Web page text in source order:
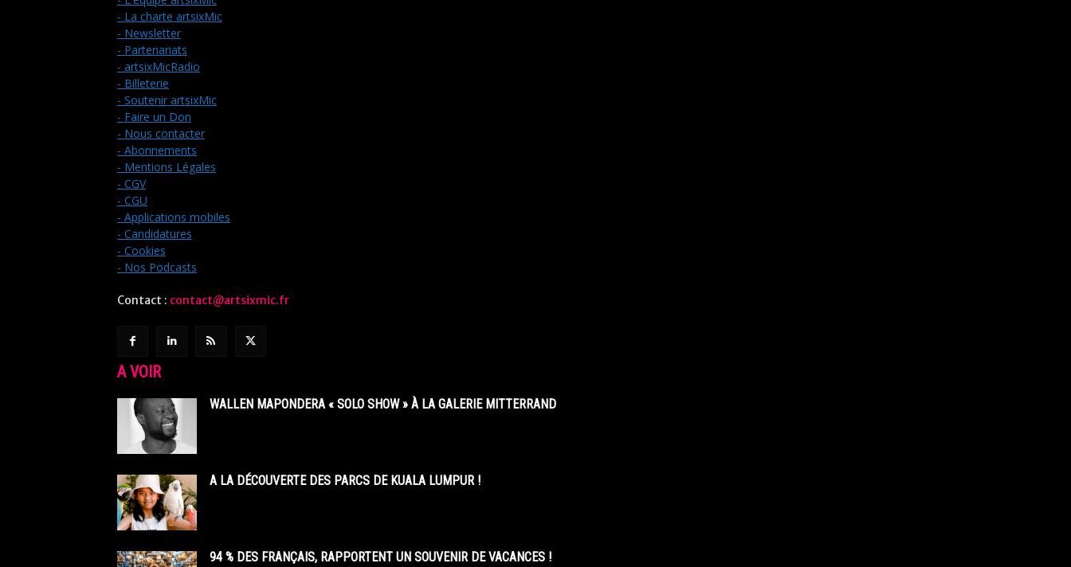
- La charte artsixMic
- Newsletter
- Partenariats
- artsixMicRadio
- Billeterie
- Soutenir artsixMic
- Faire un Don
- Nous contacter
- Abonnements
- Mentions Légales
- CGV
- CGU
- Applications mobiles
- Candidatures
- Cookies
- Nos Podcasts
Contact : contact@artsixmic.fr
A VOIR
WALLEN MAPONDERA « SOLO SHOW » À LA GALERIE MITTERRAND
A LA DÉCOUVERTE DES PARCS DE KUALA LUMPUR !
94 % DES FRANÇAIS, RAPPORTENT UN SOUVENIR DE VACANCES !